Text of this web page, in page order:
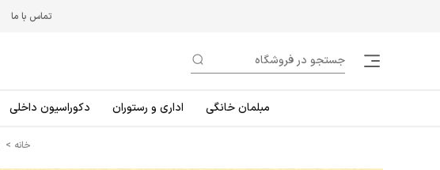
تماس با ما
مبلمان خانگی اداری و رستوران دکوراسیون داخلی
خانه >